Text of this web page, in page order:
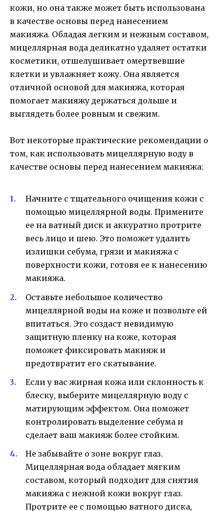
кожи, но она также может быть использована
в качестве основы перед нанесением
макияжа. Обладая легким и нежным составом,
мицеллярная вода деликатно удаляет остатки
косметики, отшелушивает омертвевшие
клетки и увлажняет кожу. Она является
отличной основой для макияжа, которая
помогает макияжу держаться дольше и
выглядеть более ровным и свежим.
Вот некоторые практические рекомендации о
том, как использовать мицеллярную воду в
качестве основы перед нанесением макияжа:
Начните с тщательного очищения кожи с
помощью мицеллярной воды. Примените
ее на ватный диск и аккуратно протрите
весь лицо и шею. Это поможет удалить
излишки себума, грязи и макияжа с
поверхности кожи, готовя ее к нанесению
макияжа.
Оставьте небольшое количество
мицеллярной воды на коже и позвольте ей
впитаться. Это создаст невидимую
защитную пленку на коже, которая
поможет фиксировать макияж и
предотвратит его скатывание.
Если у вас жирная кожа или склонность к
блеску, выберите мицеллярную воду с
матирующим эффектом. Она поможет
контролировать выделение себума и
сделает ваш макияж более стойким.
Не забывайте о зоне вокруг глаз.
Мицеллярная вода обладает мягким
составом, который подходит для снятия
макияжа с нежной кожи вокруг глаз.
Протрите ее с помощью ватного диска,